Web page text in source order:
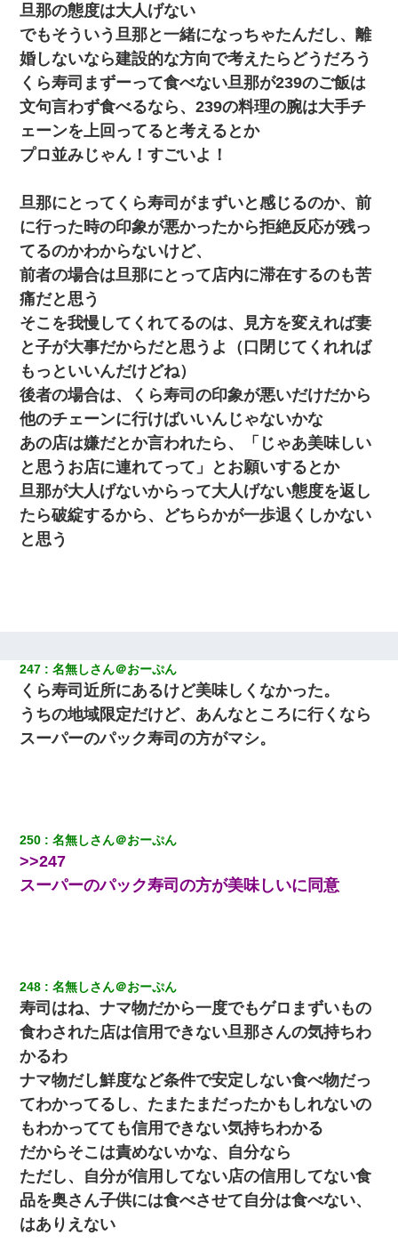
【まぬけ】夫「離婚だ！」私「わかった。で？」夫「慰謝料
だ！」私「いいけど弁護士通して。私も請求する」夫「」
童貞俺、宅飲みした女友達2人を家に泊めた結果ｗｗｗｗｗｗ
妻「ずっと好きだった人と一緒になりたいから、わかれてくださ
い」→離婚後、娘と実家で生活してると…
旦那の態度は大人げない
でもそういう旦那と一緒になっちゃたんだし、離
婚しないなら建設的な方向で考えたらどうだろう
くら寿司まずーって食べない旦那が239のご飯は
文句言わず食べるなら、239の料理の腕は大手チ
ェーンを上回ってると考えるとか
プロ並みじゃん！すごいよ！
旦那にとってくら寿司がまずいと感じるのか、前
に行った時の印象が悪かったから拒絶反応が残っ
てるのかわからないけど、
前者の場合は旦那にとって店内に滞在するのも苦
痛だと思う
そこを我慢してくれてるのは、見方を変えれば妻
と子が大事だからだと思うよ（口閉じてくれれば
もっといいんだけどね）
後者の場合は、くら寿司の印象が悪いだけだから
他のチェーンに行けばいいんじゃないかな
あの店は嫌だとか言われたら、「じゃあ美味しい
と思うお店に連れてって」とお願いするとか
旦那が大人げないからって大人げない態度を返し
たら破綻するから、どちらかが一歩退くしかない
と思う
247 名無しさん＠おーぷん
くら寿司近所にあるけど美味しくなかった。
うちの地域限定だけど、あんなところに行くなら
スーパーのパック寿司の方がマシ。
250 名無しさん＠おーぷん
>>247
スーパーのパック寿司の方が美味しいに同意
248 名無しさん＠おーぷん
寿司はね、ナマ物だから一度でもゲロまずいもの
食わされた店は信用できない旦那さんの気持ちわ
かるわ
ナマ物だし鮮度など条件で安定しない食べ物だっ
てわかってるし、たまたまだったかもしれないの
もわかってても信用できない気持ちわかる
だからそこは責めないかな、自分なら
ただし、自分が信用してない店の信用してない食
品を奥さん子供には食べさせて自分は食べない、
はありえない